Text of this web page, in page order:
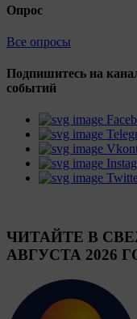
Опрос
Все опросы
Подпишитесь на
событий
ЧИТАЙТЕ В
АВГУСТА 2026